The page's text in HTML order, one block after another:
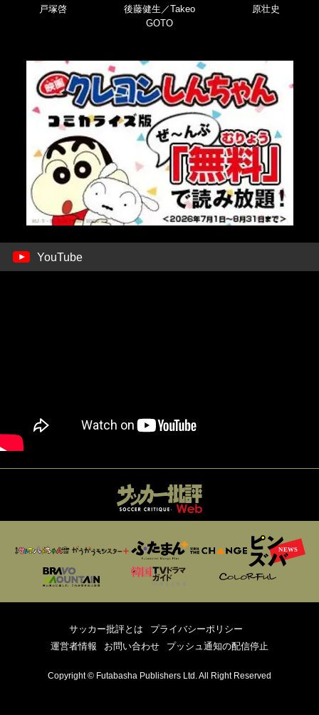
戸塚啓
後藤健生／Takeo
GOTO
原壮史
YouTube
サッカー批評とは
プライバシーポリシー
運営者情報
お問い合わせ プッシュ通知の配信停止
Copyright © Futabasha Publishers Ltd. All Right Reserved